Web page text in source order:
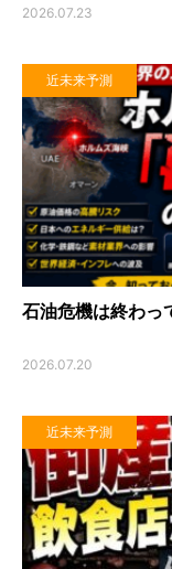
2026.07.23
近未来予測
石油危機は終わっ
2026.07.20
近未来予測